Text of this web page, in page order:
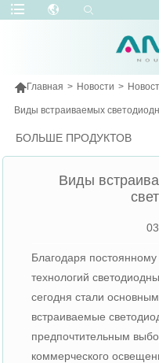
Главная > Новости >
Виды встраиваемых
БОЛЬШЕ ПРОДУКТОВ
Виды
Благодаря
технологий
сегодня стали
встраиваемые
предпочтительным
коммерческого